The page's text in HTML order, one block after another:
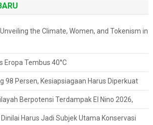
the Climate, Women, and Tokenism in
Eropa Tembus 40°C
98 Persen, Kesiapsiagaan Harus Diperkuat
Berpotensi Terdampak El Nino 2026,
Harus Jadi Subjek Utama Konservasi